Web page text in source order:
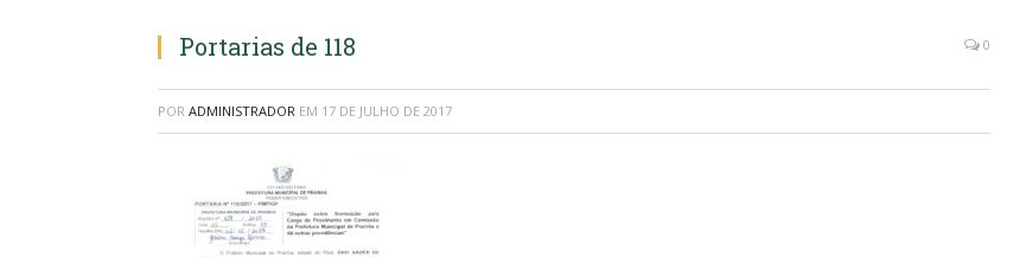
Portarias de 118 0
POR ADMINISTRADOR EM 17 DE JULHO DE 2017